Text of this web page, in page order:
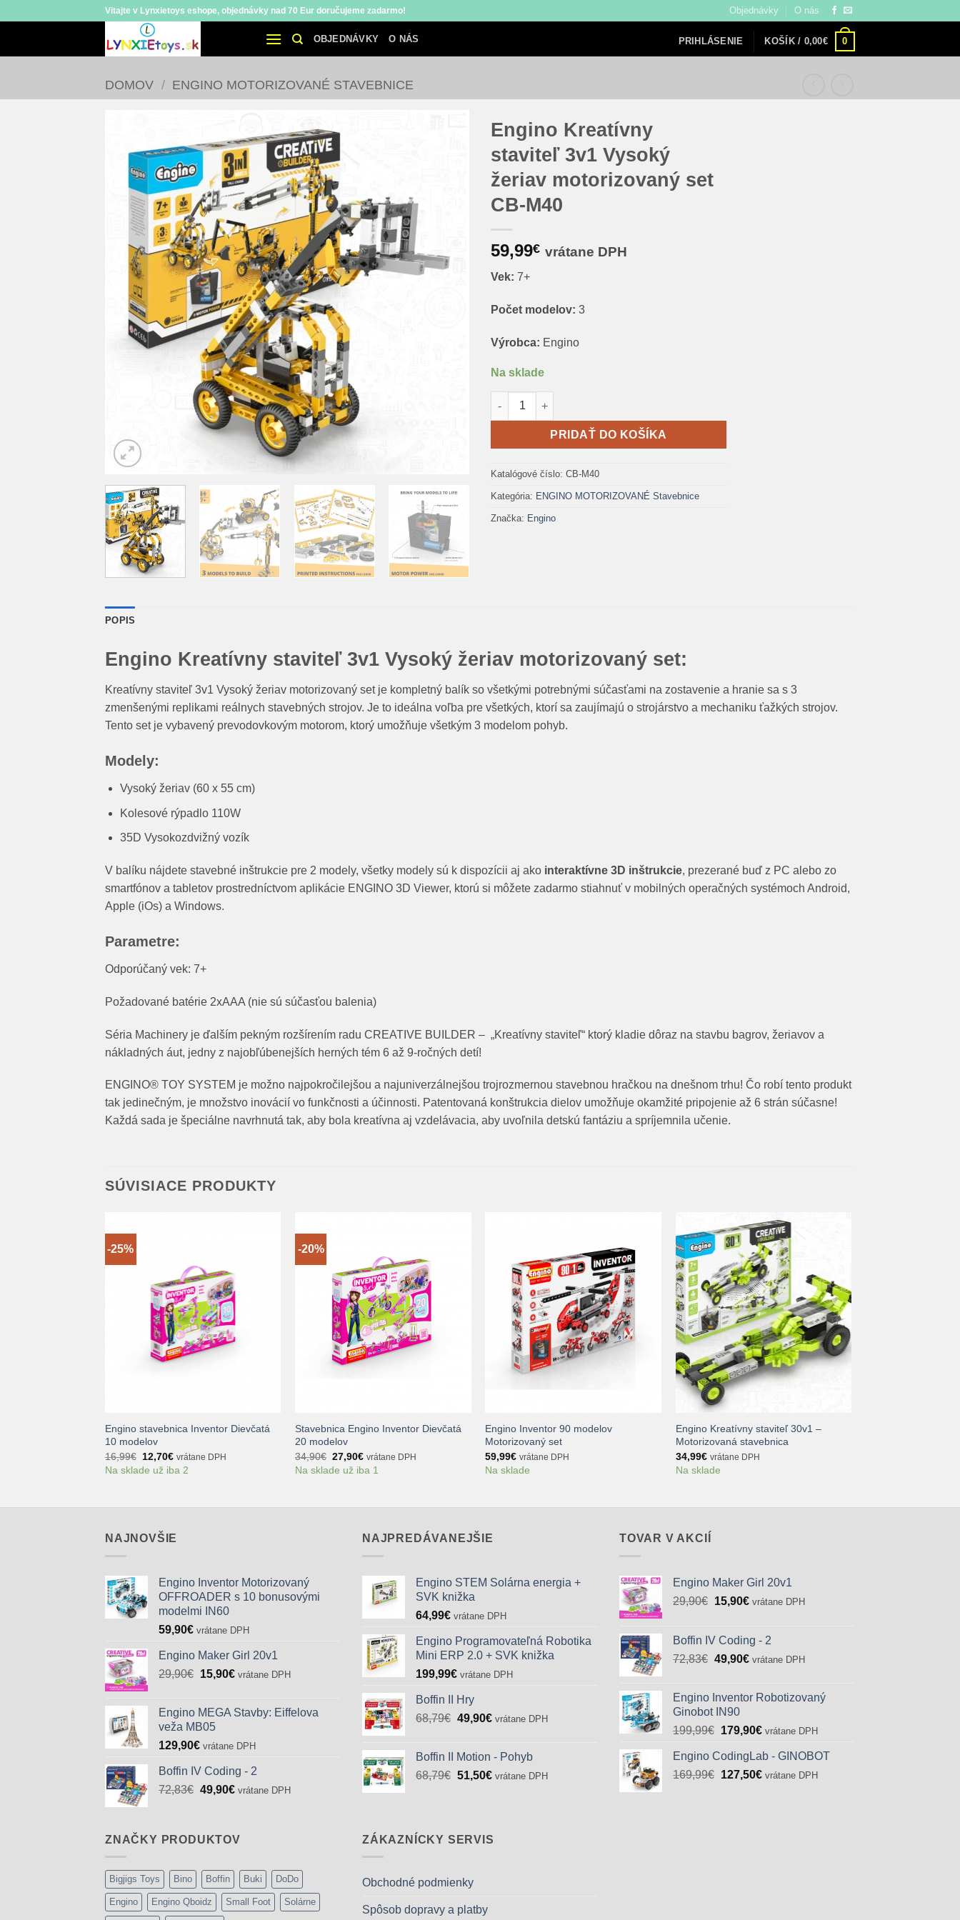
Vitajte v Lynxietoys eshope, objednávky nad 70 Eur doručujeme zadarmo! Objednávky O nás
OBJEDNÁVKY O NÁS PRIHLÁSENIE KOŠÍK / 0,00€ 0
DOMOV / ENGINO MOTORIZOVANÉ STAVEBNICE
Engino Kreatívny
staviteľ 3v1 Vysoký
žeriav motorizovaný set
CB-M40
59,99€ vrátane DPH
Vek: 7+
Počet modelov: 3
Výrobca: Engino
Na sklade
množstvo Engino Kreatívny staviteľ 3v1 Vysoký žeriav motorizovaný set CB-M40
PRIDAŤ DO KOŠÍKA
Katalógové číslo: CB-M40
Kategória: ENGINO MOTORIZOVANÉ Stavebnice
Značka: Engino
POPIS
Engino Kreatívny staviteľ 3v1 Vysoký žeriav motorizovaný set:
Kreatívny staviteľ 3v1 Vysoký žeriav motorizovaný set je kompletný balík so všetkými potrebnými súčasťami na zostavenie a hranie sa s 3
zmenšenými replikami reálnych stavebných strojov. Je to ideálna voľba pre všetkých, ktorí sa zaujímajú o strojárstvo a mechaniku ťažkých strojov.
Tento set je vybavený prevodovkovým motorom, ktorý umožňuje všetkým 3 modelom pohyb.
Modely:
Vysoký žeriav (60 x 55 cm)
Kolesové rýpadlo 110W
35D Vysokozdvižný vozík
V balíku nájdete stavebné inštrukcie pre 2 modely, všetky modely sú k dispozícii aj ako interaktívne 3D inštrukcie, prezerané buď z PC alebo zo
smartfónov a tabletov prostredníctvom aplikácie ENGINO 3D Viewer, ktorú si môžete zadarmo stiahnuť v mobilných operačných systémoch Android,
Apple (iOs) a Windows.
Parametre:
Odporúčaný vek: 7+
Požadované batérie 2xAAA (nie sú súčasťou balenia)
Séria Machinery je ďalším pekným rozšírením radu CREATIVE BUILDER – „Kreatívny staviteľ“ ktorý kladie dôraz na stavbu bagrov, žeriavov a
nákladných áut, jedny z najobľúbenejších herných tém 6 až 9-ročných detí!
ENGINO® TOY SYSTEM je možno najpokročilejšou a najuniverzálnejšou trojrozmernou stavebnou hračkou na dnešnom trhu! Čo robí tento produkt
tak jedinečným, je množstvo inovácií vo funkčnosti a účinnosti. Patentovaná konštrukcia dielov umožňuje okamžité pripojenie až 6 strán súčasne!
Každá sada je špeciálne navrhnutá tak, aby bola kreatívna aj vzdelávacia, aby uvoľnila detskú fantáziu a spríjemnila učenie.
SÚVISIACE PRODUKTY
-25%
Engino stavebnica Inventor Dievčatá
10 modelov
16,99€ Pôvodná
cena
bola:
12,70€Aktuálna
cena
je:
vrátane DPH
Na sklade už iba 2
-20%
Stavebnica Engino Inventor Dievčatá
20 modelov
34,90€ Pôvodná
cena
bola:
27,90€Aktuálna
cena
je:
vrátane DPH
Na sklade už iba 1
Engino Inventor 90 modelov
Motorizovaný set
59,99€ vrátane DPH
Na sklade
Engino Kreatívny staviteľ 30v1 –
Motorizovaná stavebnica
34,99€ vrátane DPH
Na sklade
NAJNOVŠIE
Engino Inventor Motorizovaný
OFFROADER s 10 bonusovými
modelmi IN60
59,90€ vrátane DPH
Engino Maker Girl 20v1
29,90€ Pôvodná
29,90€.
15,90€Aktuálna
15,90€.
vrátane DPH
Engino MEGA Stavby: Eiffelova
veža MB05
129,90€ vrátane DPH
Boffin IV Coding - 2
72,83€ Pôvodná
72,83€.
49,90€Aktuálna
49,90€.
vrátane DPH
NAJPREDÁVANEJŠIE
Engino STEM Solárna energia +
SVK knižka
64,99€ vrátane DPH
Engino Programovateľná Robotika
Mini ERP 2.0 + SVK knižka
199,99€ vrátane DPH
Boffin II Hry
68,79€ Pôvodná
68,79€.
49,90€Aktuálna
49,90€.
vrátane DPH
Boffin II Motion - Pohyb
68,79€ Pôvodná
51,50€Aktuálna
vrátane DPH
TOVAR V AKCIÍ
Engino Maker Girl 20v1
29,90€ Pôvodná
29,90€.
15,90€Aktuálna
15,90€.
vrátane DPH
Boffin IV Coding - 2
72,83€ Pôvodná
72,83€.
49,90€Aktuálna
49,90€.
vrátane DPH
Engino Inventor Robotizovaný
Ginobot IN90
199,99€ Pôvodná
bola:
199,99€.
179,90€Aktuálna
je:
179,90€.
vrátane DPH
Engino CodingLab - GINOBOT
169,99€ Pôvodná
127,50€Aktuálna
vrátane DPH
ZNAČKY PRODUKTOV
Bigjigs Toys Bino Boffin Buki DoDo
Engino Engino Qboidz Small Foot Solárne
ZÁKAZNÍCKY SERVIS
Obchodné podmienky
Spôsob dopravy a platby